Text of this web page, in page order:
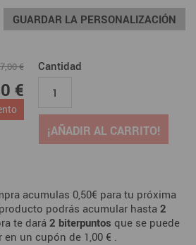
GUARDAR LA PERSONALIZACIÓN
€
€
Cantidad
¡AÑADIR AL CARRITO!
acumulas 0,50€ para tu próxima
podrás acumular hasta 2
te dará2 biterpuntos que se puede
en un cupón de 1,00 € .